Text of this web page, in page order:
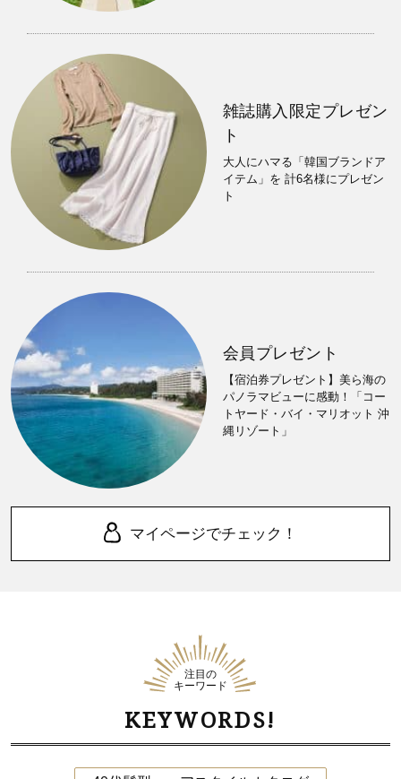
雑誌購入限定プレゼン
ト
大人にハマる「韓国ブランドア
イテム」を 計6名様にプレゼン
ト
会員プレゼント
【宿泊券プレゼント】美ら海の
パノラマビューに感動！「コー
トヤード・バイ・マリオット 沖
縄リゾート」
マイページでチェック！
注目の
キーワード
KEYWORDS!